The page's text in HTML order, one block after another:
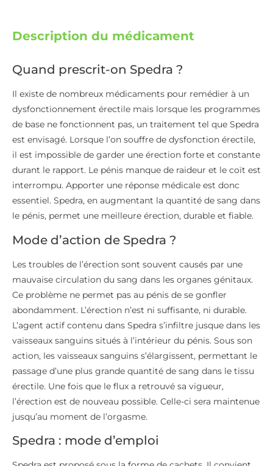
Description du médicament
Quand prescrit-on Spedra ?
Il existe de nombreux médicaments pour remédier à un
dysfonctionnement érectile mais lorsque les programmes
de base ne fonctionnent pas, un traitement tel que Spedra
est envisagé. Lorsque l’on souffre de dysfonction érectile,
il est impossible de garder une érection forte et constante
durant le rapport. Le pénis manque de raideur et le coït est
interrompu. Apporter une réponse médicale est donc
essentiel. Spedra, en augmentant la quantité de sang dans
le pénis, permet une meilleure érection, durable et fiable.
Mode d’action de Spedra ?
Les troubles de l’érection sont souvent causés par une
mauvaise circulation du sang dans les organes génitaux.
Ce problème ne permet pas au pénis de se gonfler
abondamment. L’érection n’est ni suffisante, ni durable.
L’agent actif contenu dans Spedra s’infiltre jusque dans les
vaisseaux sanguins situés à l’intérieur du pénis. Sous son
action, les vaisseaux sanguins s’élargissent, permettant le
passage d’une plus grande quantité de sang dans le tissu
érectile. Une fois que le flux a retrouvé sa vigueur,
l’érection est de nouveau possible. Celle-ci sera maintenue
jusqu’au moment de l’orgasme.
Spedra : mode d’emploi